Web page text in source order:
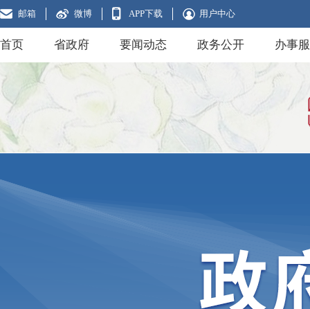
邮箱 微博 APP下载 用户中心
首页 省政府 要闻动态 政务公开 办事